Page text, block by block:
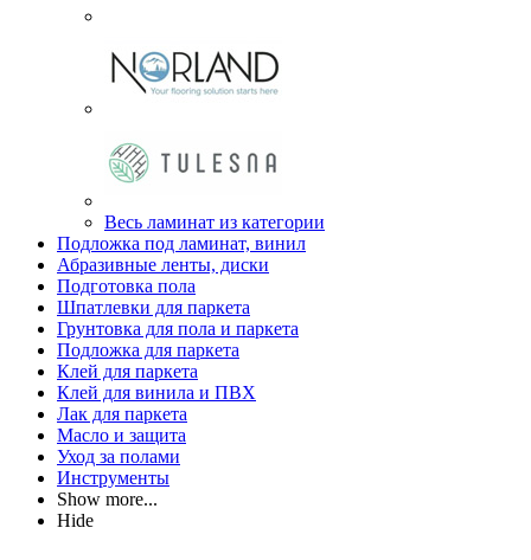
Весь ламинат из категории
Подложка под ламинат, винил
Абразивные ленты, диски
Подготовка пола
Шпатлевки для паркета
Грунтовка для пола и паркета
Подложка для паркета
Клей для паркета
Клей для винила и ПВХ
Лак для паркета
Масло и защита
Уход за полами
Инструменты
Show more...
Hide